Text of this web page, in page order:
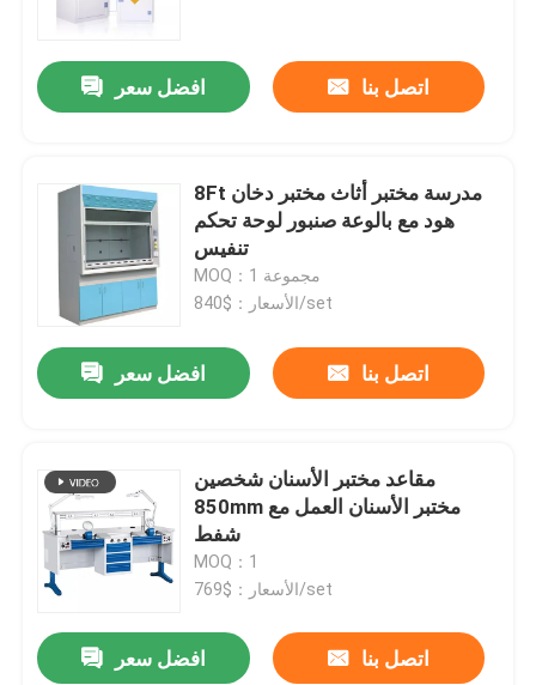
افضل سعر اتصل بنا
8Ft مدرسة مختبر أثاث مختبر دخان
هود مع بالوعة صنبور لوحة تحكم
تنفيس
MOQ：1 مجموعة
الأسعار：$840/set
افضل سعر اتصل بنا
مقاعد مختبر الأسنان شخصين
850mm مختبر الأسنان العمل مع
شفط
MOQ：1
الأسعار：$769/set
افضل سعر اتصل بنا